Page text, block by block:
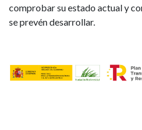
comprobar su estado actual y
se prevén desarrollar.